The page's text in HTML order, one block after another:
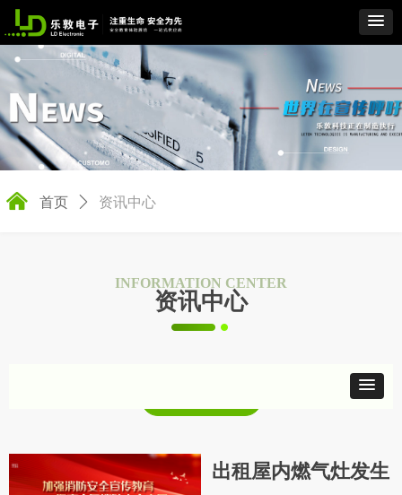
낀 首页 ꄲ 资讯中心
出租屋内燃气灶发生
INFORMATION CENTER
资讯中心